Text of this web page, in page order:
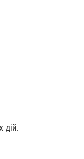
дій.